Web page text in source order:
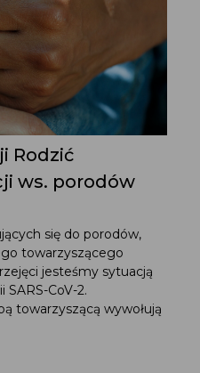
Rodzić
ws. porodów
się do porodów,
towarzyszącego
jesteśmy sytuacją
CoV-2.
towarzyszącą wywołują